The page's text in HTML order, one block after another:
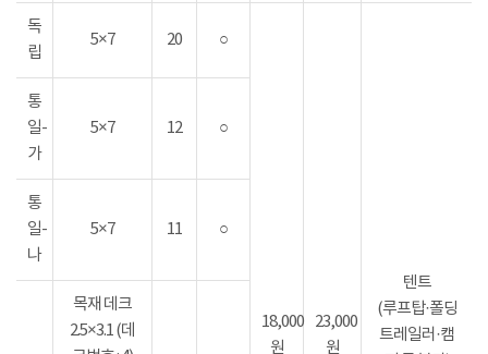
독
립
5×7 20 ○
18,000
원
23,000
원
텐트
(루프탑·폴딩
트레일러·캠
통
일-
가
5×7 12 ○
통
일-
나
5×7 11 ○
목재 데크
2.5×3.1 (데